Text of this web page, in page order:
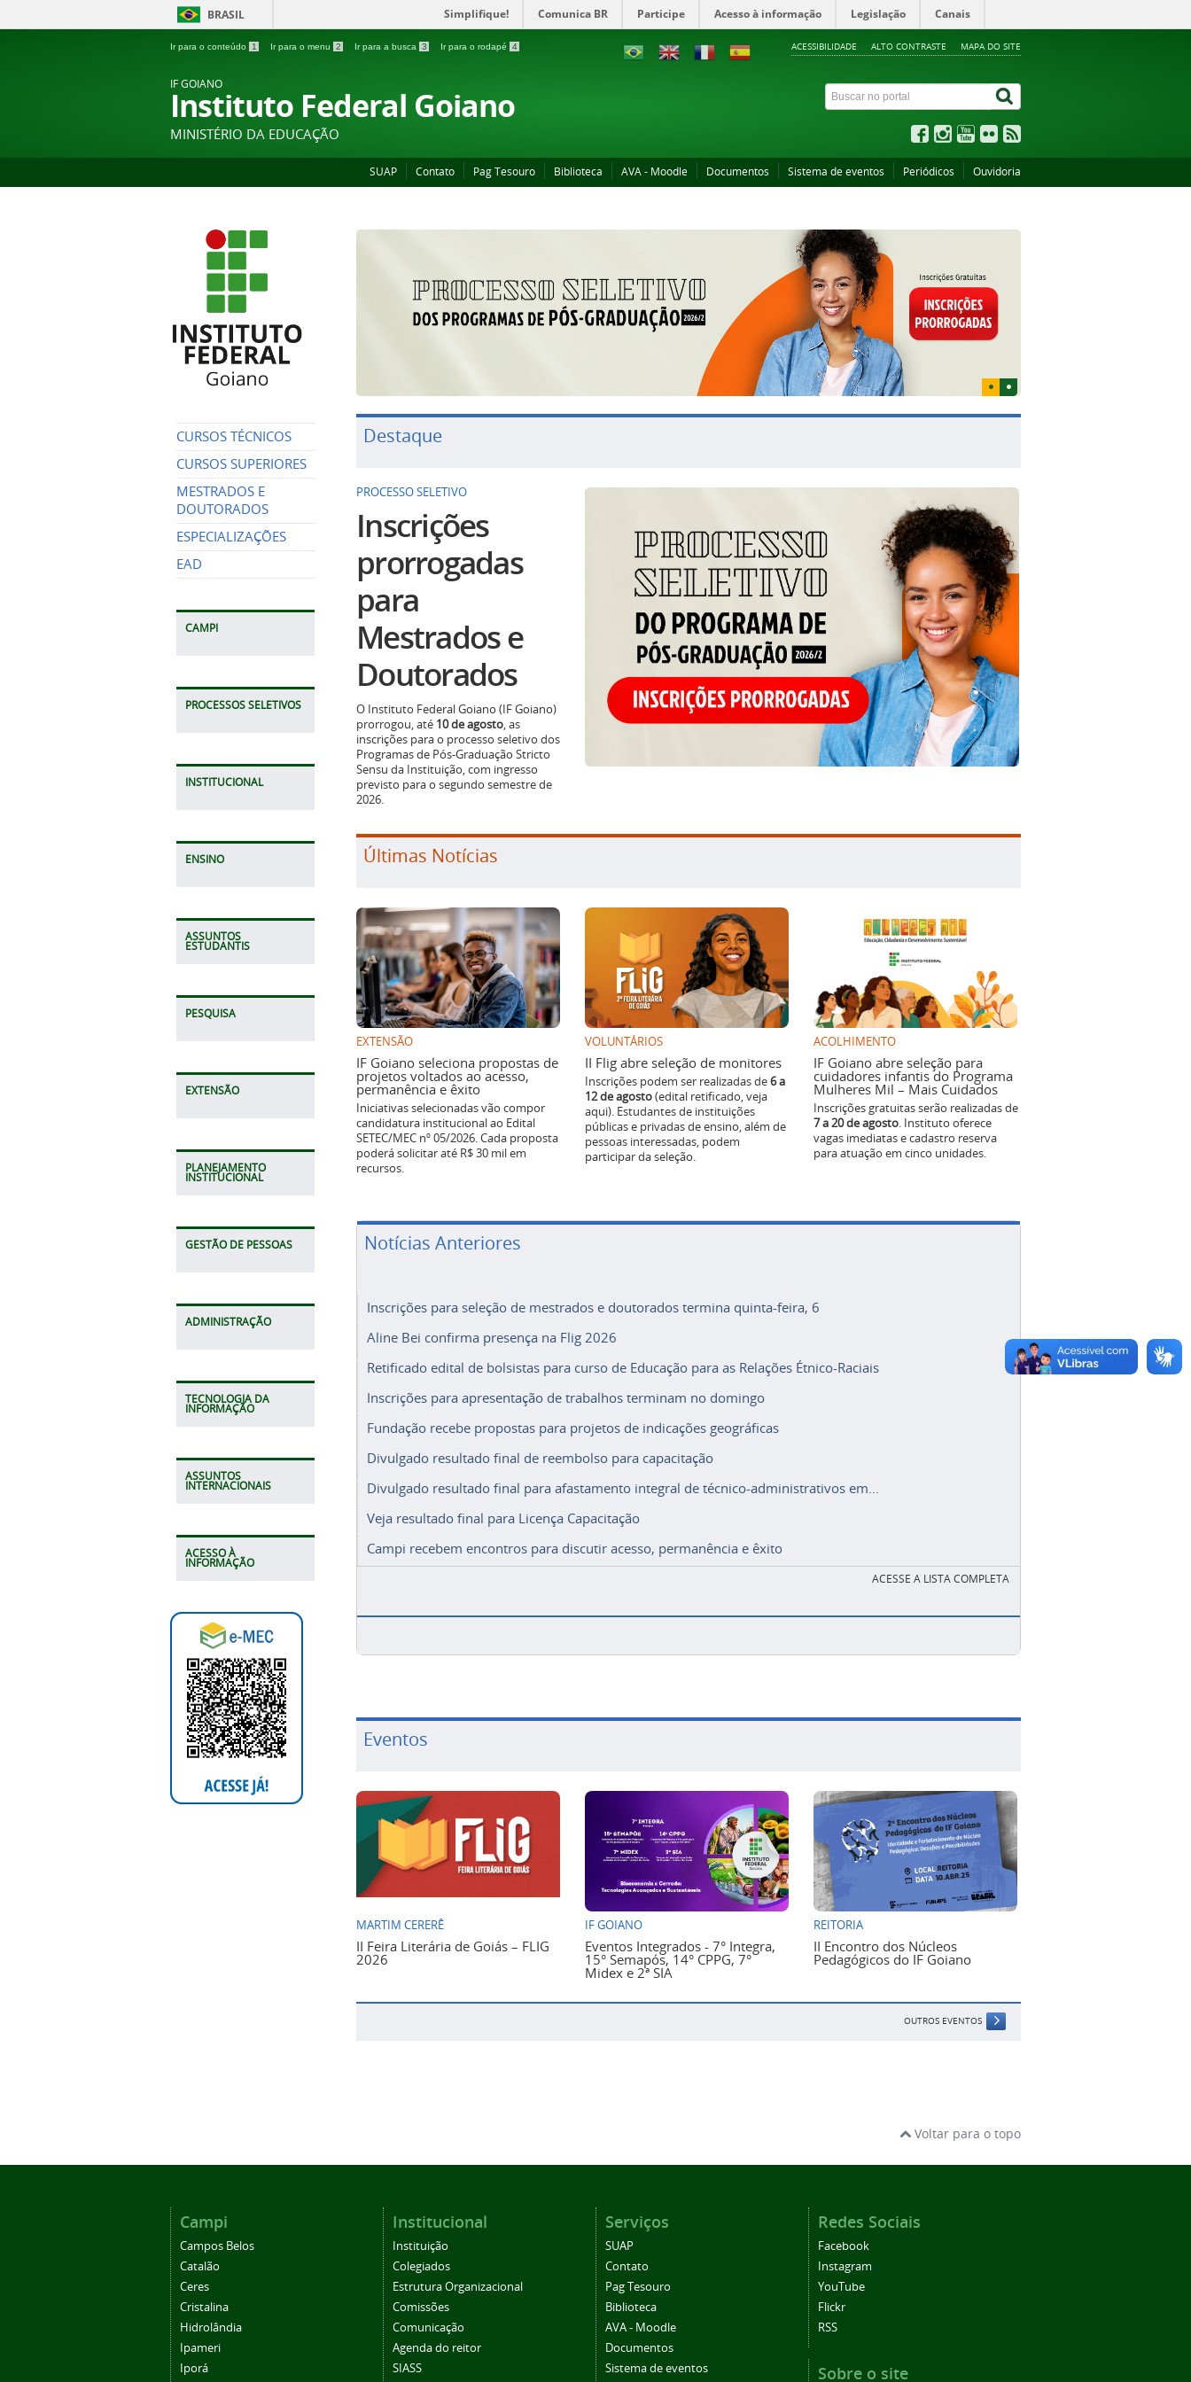
BRASIL Simplifique! Comunica BR Participe Acesso à informação Legislação Canais
Ir para o conteúdo 1 Ir para o menu 2 Ir para a busca 3 Ir para o rodapé 4 ACESSIBILIDADE ALTO CONTRASTE MAPA DO SITE
IF GOIANO
Instituto Federal Goiano
MINISTÉRIO DA EDUCAÇÃO
SUAP Contato Pag Tesouro Biblioteca AVA - Moodle Documentos Sistema de eventos Periódicos Ouvidoria
CURSOS TÉCNICOS
CURSOS SUPERIORES
MESTRADOS E
DOUTORADOS
ESPECIALIZAÇÕES
EAD
CAMPI
PROCESSOS SELETIVOS
INSTITUCIONAL
ENSINO
ASSUNTOS
ESTUDANTIS
PESQUISA
EXTENSÃO
PLANEJAMENTO
INSTITUCIONAL
GESTÃO DE PESSOAS
ADMINISTRAÇÃO
TECNOLOGIA DA
INFORMAÇÃO
ASSUNTOS
INTERNACIONAIS
ACESSO À
INFORMAÇÃO
Destaque
PROCESSO SELETIVO
Inscrições
prorrogadas
para
Mestrados e
Doutorados
O Instituto Federal Goiano (IF Goiano)
prorrogou, até 10 de agosto, as
inscrições para o processo seletivo dos
Programas de Pós-Graduação Stricto
Sensu da Instituição, com ingresso
previsto para o segundo semestre de
2026.
Últimas Notícias
EXTENSÃO
IF Goiano seleciona propostas de
projetos voltados ao acesso,
permanência e êxito
Iniciativas selecionadas vão compor
candidatura institucional ao Edital
SETEC/MEC nº 05/2026. Cada proposta
poderá solicitar até R$ 30 mil em
recursos.
VOLUNTÁRIOS
II Flig abre seleção de monitores
Inscrições podem ser realizadas de6 a
12 de agosto(edital retificado, veja
aqui). Estudantes de instituições
públicas e privadas de ensino, além de
pessoas interessadas, podem
participar da seleção.
ACOLHIMENTO
IF Goiano abre seleção para
cuidadores infantis do Programa
Mulheres Mil – Mais Cuidados
Inscrições gratuitas serão realizadas de
7 a 20 de agosto. Instituto oferece
vagas imediatas e cadastro reserva
para atuação em cinco unidades.
Notícias Anteriores
Inscrições para seleção de mestrados e doutorados termina quinta-feira, 6
Aline Bei confirma presença na Flig 2026
Retificado edital de bolsistas para curso de Educação para as Relações Étnico-Raciais
Inscrições para apresentação de trabalhos terminam no domingo
Fundação recebe propostas para projetos de indicações geográficas
Divulgado resultado final de reembolso para capacitação
Divulgado resultado final para afastamento integral de técnico-administrativos em...
Veja resultado final para Licença Capacitação
Campi recebem encontros para discutir acesso, permanência e êxito
ACESSE A LISTA COMPLETA
Eventos
MARTIM CERERÊ
II Feira Literária de Goiás – FLIG
2026
IF GOIANO
Eventos Integrados - 7° Integra,
15° Semapós, 14° CPPG, 7°
Midex e 2ª SIA
REITORIA
II Encontro dos Núcleos
Pedagógicos do IF Goiano
OUTROS EVENTOS
Voltar para o topo
Campi
Campos Belos
Catalão
Ceres
Cristalina
Hidrolândia
Ipameri
Iporá
Institucional
Instituição
Colegiados
Estrutura Organizacional
Comissões
Comunicação
Agenda do reitor
SIASS
Serviços
SUAP
Contato
Pag Tesouro
Biblioteca
AVA - Moodle
Documentos
Sistema de eventos
Redes Sociais
Facebook
Instagram
YouTube
Flickr
RSS
Sobre o site